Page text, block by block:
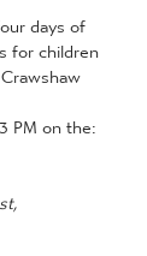
days of
for children
PM on the: